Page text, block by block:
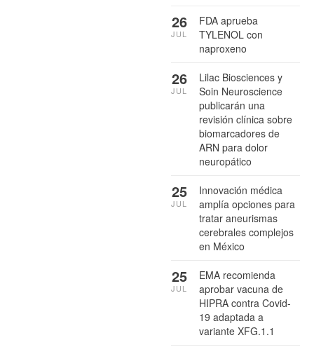
FDA aprueba
TYLENOL con
naproxeno
26
JUL
Lilac Biosciences y
Soin Neuroscience
publicarán una
revisión clínica sobre
biomarcadores de
ARN para dolor
neuropático
26
JUL
Innovación médica
amplía opciones para
tratar aneurismas
cerebrales complejos
en México
25
JUL
EMA recomienda
aprobar vacuna de
HIPRA contra Covid-
19 adaptada a
variante XFG.1.1
25
JUL